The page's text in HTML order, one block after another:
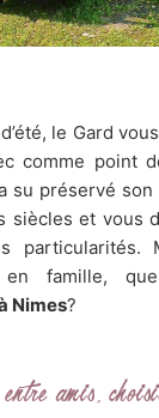
le Gard
comme point
su préservé
siècles et vous
particularités.
famille, que
Nimes?
amis,